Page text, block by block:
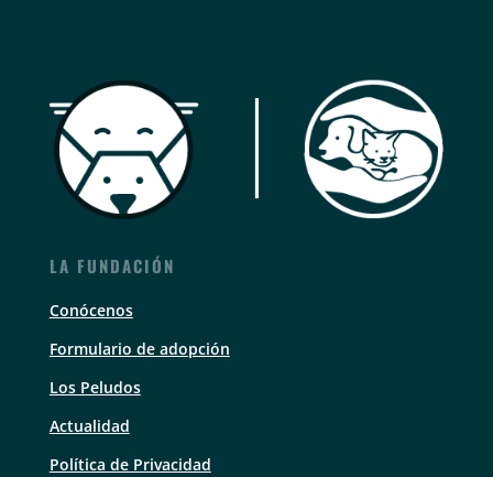
LA FUNDACIÓN
Conócenos
Formulario de adopción
Los Peludos
Actualidad
Política de Privacidad